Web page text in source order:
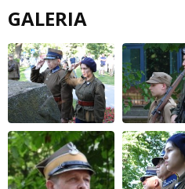
GALERIA